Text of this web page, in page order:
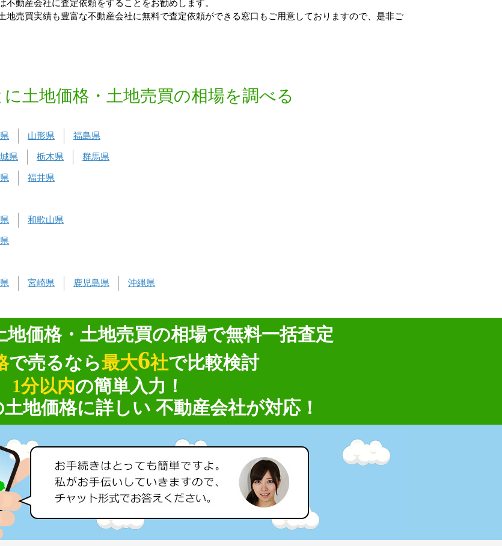
動産会社に査定依頼をすることをお勧めします。
地売買実績も豊富な不動産会社に無料で査定依頼ができる窓口もご用意しておりますので、是非ご
土地価格・土地売買の相場を調べる
山形県 福島県
県 栃木県 群馬県
福井県
和歌山県
宮崎県 鹿児島県 沖縄県
地価格・土地売買の相場で無料一括査定
で売るなら最大6社で比較検討
1分以内の簡単入力！
地価格に詳しい 不動産会社が対応！